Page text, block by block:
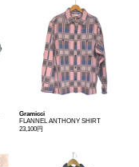
Gramicci
FLANNEL ANTHONY SHIRT
23,100円